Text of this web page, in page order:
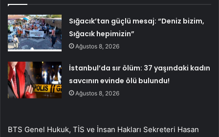
Sığacık’tan güçlü mesaj: “Deniz bizim,
Sığacık hepimizin”
Ağustos 8, 2026
İstanbul’da sır ölüm: 37 yaşındaki kadın
savcının evinde ölü bulundu!
Ağustos 8, 2026
BTS Genel Hukuk, TİS ve İnsan Hakları Sekreteri Hasan